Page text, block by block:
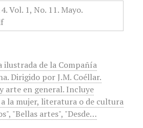
ilustrada de la Compañía
Dirigido por J.M. Coéllar.
arte en general. Incluye
a la mujer, literatura o de cultura
"Bellas artes", "Desde…